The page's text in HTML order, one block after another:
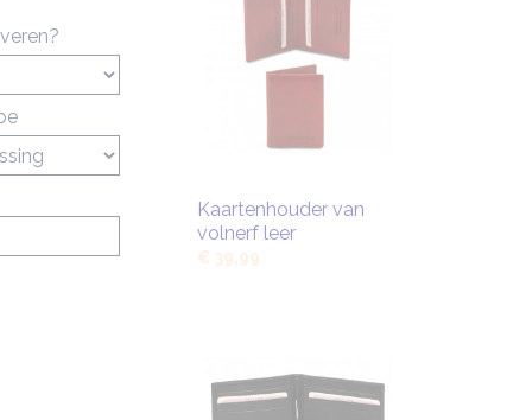
Kaartenhouder van
volnerf leer
€ 39,99